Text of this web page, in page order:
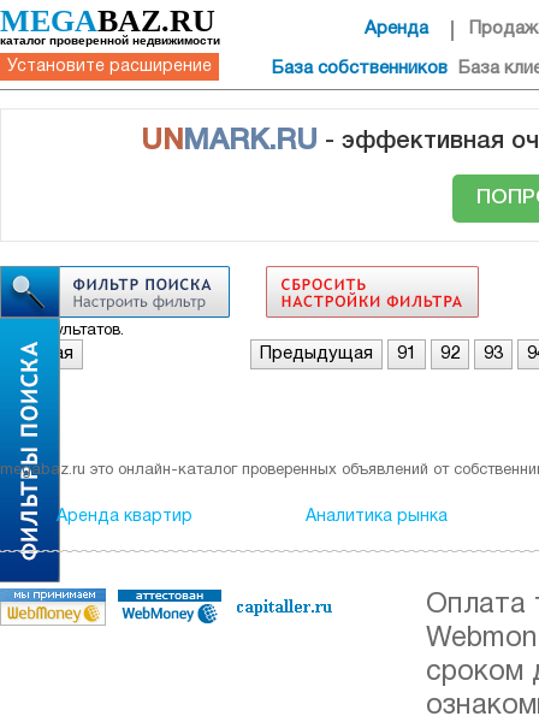
MEGABAZ.RU
каталог проверенной недвижимости
Установите расширение
Аренда
База собственников База
UN MARK.RU - эффективная
Нет результатов.
Первая Предыдущая 91 92 93
megabaz.ru это онлайн-каталог проверенных объявлений от
Аренда квартир Аналитика рынка
Оплата
сроком